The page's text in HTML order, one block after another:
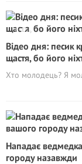
Відео дня: песик
щастя, бо його
Хто молодець? Я
Нападає
городу назавжди